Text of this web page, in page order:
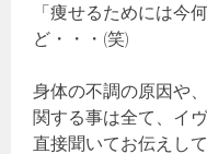
「痩せるためには今
ど・・・(笑)
身体の不調の原因や
関する事は全て、イ
直接聞いてお伝えして